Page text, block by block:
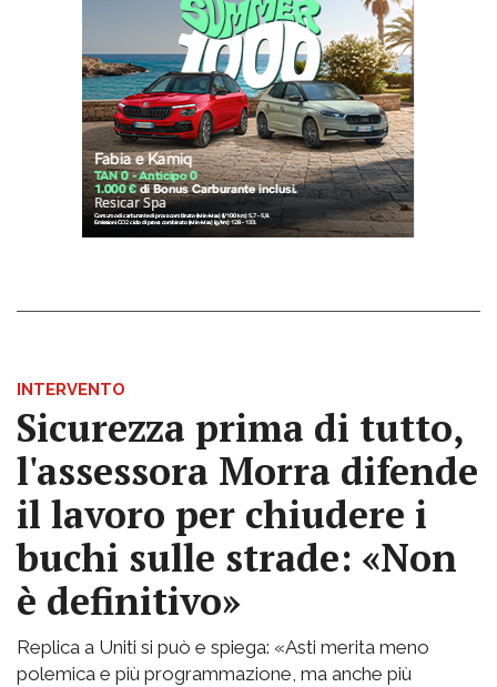
INTERVENTO
Sicurezza prima di tutto,
l'assessora Morra difende
il lavoro per chiudere i
buchi sulle strade: «Non
è definitivo»
Replica a Uniti si può e spiega: «Asti merita meno
polemica e più programmazione, ma anche più